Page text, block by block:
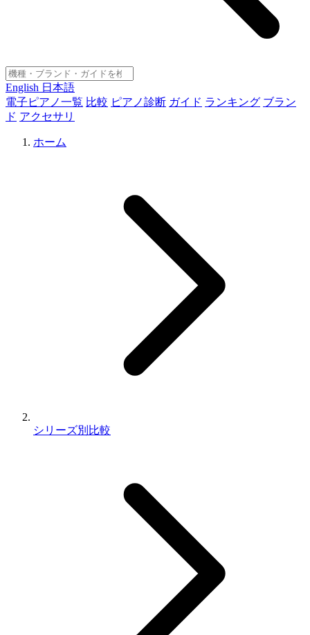
English 日本語
電子ピアノ一覧 比較 ピアノ診断 ガイド ランキング ブラン
ド アクセサリ
ホーム
シリーズ別比較